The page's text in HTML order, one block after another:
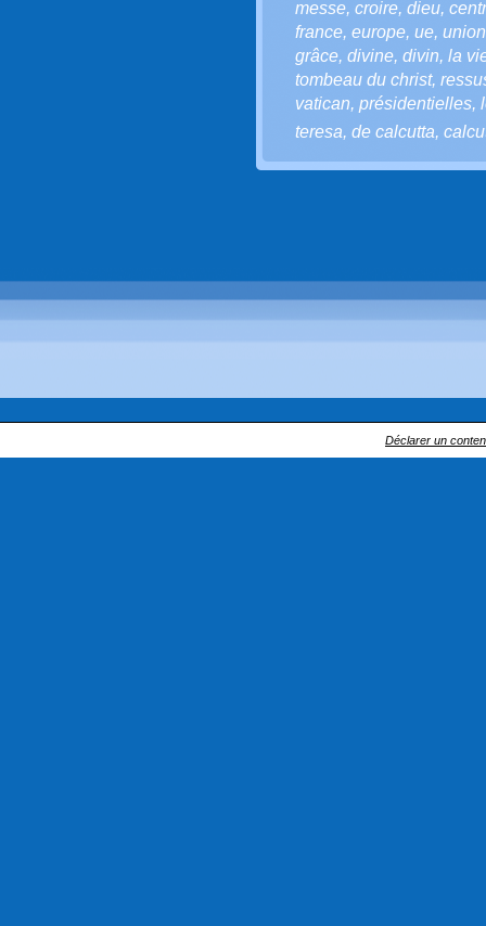
messe, croire, dieu,
france, europe, ue,
grâce, divine, divin, la
tombeau du christ,
vatican, présidentielles,
teresa, de calcutta,
Déclarer un